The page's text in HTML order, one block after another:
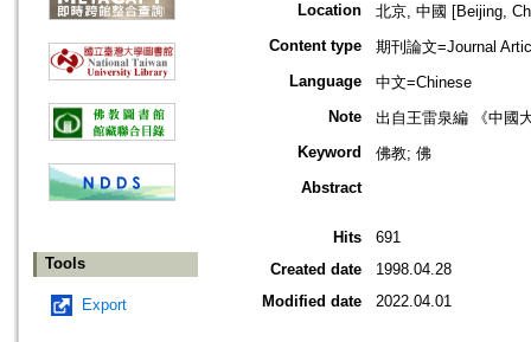
Tools
Export
Location
北京, 中國 [Beijing,
Content type
期刊論文=Journal
Language
中文=Chinese
Note
出自王雷泉編 《中國
Keyword
佛教; 佛
Abstract
Hits
691
Created date
1998.04.28
Modified date
2022.04.01